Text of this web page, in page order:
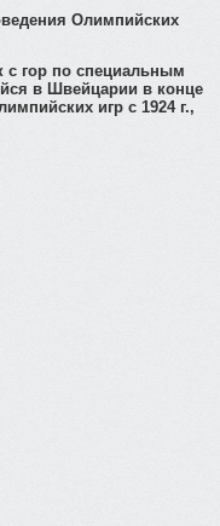
Олимпийских
с гор по специальным
в Швейцарии в конце
игр с 1924 г.,